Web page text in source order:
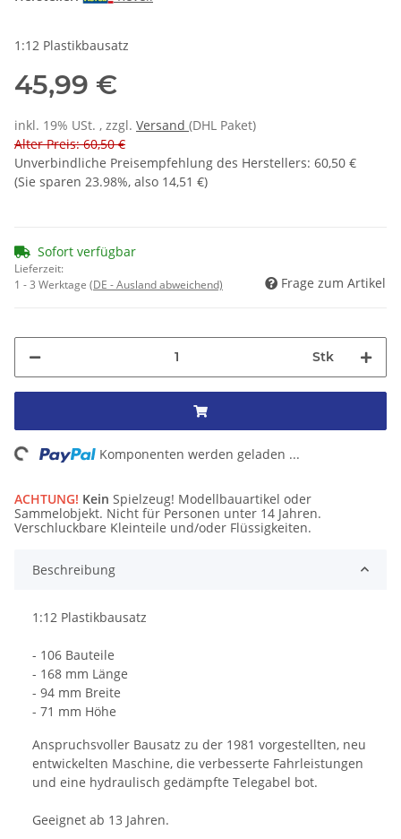
1:12 Plastikbausatz
45,99 €
inkl. 19% USt. , zzgl. Versand (DHL Paket)
Alter Preis: 60,50 €
Unverbindliche Preisempfehlung des Herstellers: 60,50 €
(Sie sparen 23.98%, also 14,51 €)
Sofort verfügbar
Lieferzeit:
1 - 3 Werktage (DE - Ausland abweichend) Frage zum Artikel
Stk
Komponenten werden geladen ...
ACHTUNG! Kein Spielzeug! Modellbauartikel oder
Sammelobjekt. Nicht für Personen unter 14 Jahren.
Verschluckbare Kleinteile und/oder Flüssigkeiten.
Beschreibung
1:12 Plastikbausatz
- 106 Bauteile
- 168 mm Länge
- 94 mm Breite
- 71 mm Höhe
Anspruchsvoller Bausatz zu der 1981 vorgestellten, neu
entwickelten Maschine, die verbesserte Fahrleistungen
und eine hydraulisch gedämpfte Telegabel bot.
Geeignet ab 13 Jahren.